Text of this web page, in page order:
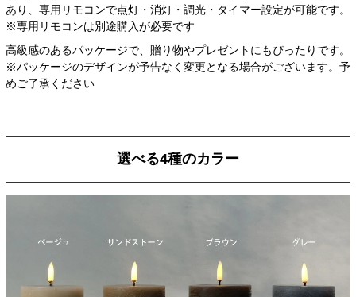
あり、専用リモコンで点灯・消灯・調光・タイマー設定が可能です。
※専用リモコンは別途購入が必要です
高級感のあるパッケージで、贈り物やプレゼントにもぴったりです。
※パッケージのデザインが予告なく変更となる場合がございます。予
めご了承ください
選べる4種のカラー